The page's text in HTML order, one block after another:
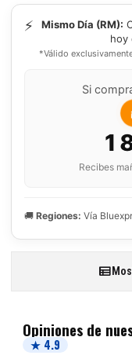
⚡ Mismo Día (RM):
hoy
*Válido
Si
Recibes
🚚 Regiones: Vía
Opiniones de
★ 4.9